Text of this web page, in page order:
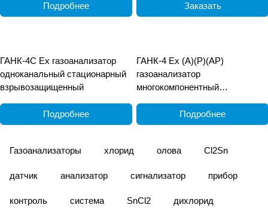
Подробнее Заказать
ГАНК-4С Ех газоанализатор
одноканальный стационарный
взрывозащищенный
Подробнее
ГАНК-4 Ех (А)(Р)(АР)
газоанализатор
многокомпонентный
переноснойПодробнее
Газоанализаторы хлорид олова Cl2Sn
датчик анализатор сигнализатор прибор
контроль система SnCl2 дихлорид